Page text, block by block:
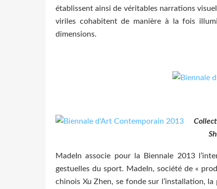
établissent ainsi de véritables narrations
viriles cohabitent de manière à la fois
dimensions.
MadeIn associe pour la Biennale 2013
gestuelles du sport. MadeIn, société de «
chinois Xu Zhen, se fonde sur l’installation,